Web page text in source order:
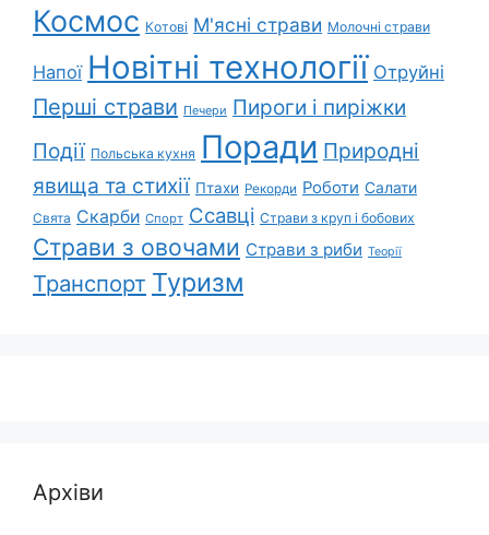
Космос Котові М'ясні страви Молочні страви
Напої Новітні технології Отруйні
Перші страви Печери Пироги і пиріжки
Події Польська кухня Поради Природні
явища та стихії Птахи Рекорди Роботи Салати
Свята Скарби Спорт Ссавці Страви з круп і бобових
Страви з овочами Страви з риби Теорії
Транспорт Туризм
Архіви